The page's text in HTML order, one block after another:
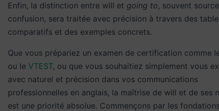
Enfin, la distinction entre will et going to, souvent
confusion, sera traitée avec précision à travers des
comparatifs et des exemples concrets.
Que vous prépariez un examen de certification comme
ou le VTEST, ou que vous souhaitiez simplement vous
avec naturel et précision dans vos communications
professionnelles en anglais, la maîtrise de will et de ses
est une priorité absolue. Commençons par les